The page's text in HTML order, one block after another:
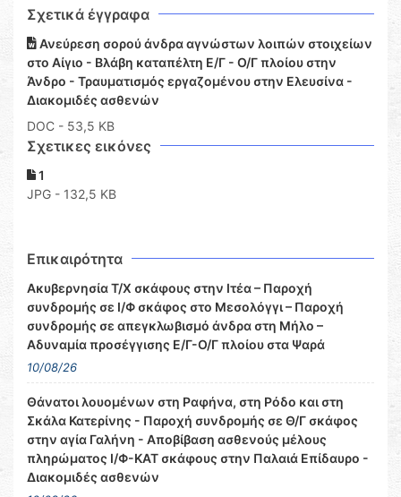
Σχετικά έγγραφα
Ανεύρεση σορού άνδρα αγνώστων λοιπών στοιχείων
στο Αίγιο - Βλάβη καταπέλτη Ε/Γ - Ο/Γ πλοίου στην
Άνδρο - Τραυματισμός εργαζομένου στην Ελευσίνα -
Διακομιδές ασθενών
DOC - 53,5 KB
Σχετικες εικόνες
1
JPG - 132,5 KB
Επικαιρότητα
Ακυβερνησία Τ/Χ σκάφους στην Ιτέα – Παροχή
συνδρομής σε Ι/Φ σκάφος στο Μεσολόγγι – Παροχή
συνδρομής σε απεγκλωβισμό άνδρα στη Μήλο –
Αδυναμία προσέγγισης Ε/Γ-Ο/Γ πλοίου στα Ψαρά
10/08/26
Θάνατοι λουομένων στη Ραφήνα, στη Ρόδο και στη
Σκάλα Κατερίνης - Παροχή συνδρομής σε Θ/Γ σκάφος
στην αγία Γαλήνη - Αποβίβαση ασθενούς μέλους
πληρώματος Ι/Φ-ΚΑΤ σκάφους στην Παλαιά Επίδαυρο -
Διακομιδές ασθενών